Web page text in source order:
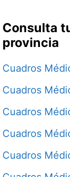
Consulta
provincia
Cuadros
Cuadros
Cuadros
Cuadros
Cuadros